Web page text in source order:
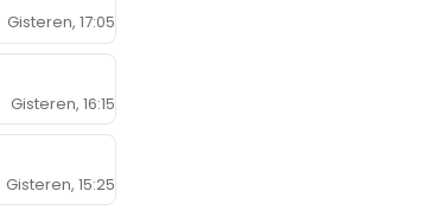
Gisteren, 17:05
Gisteren, 16:15
Gisteren, 15:25